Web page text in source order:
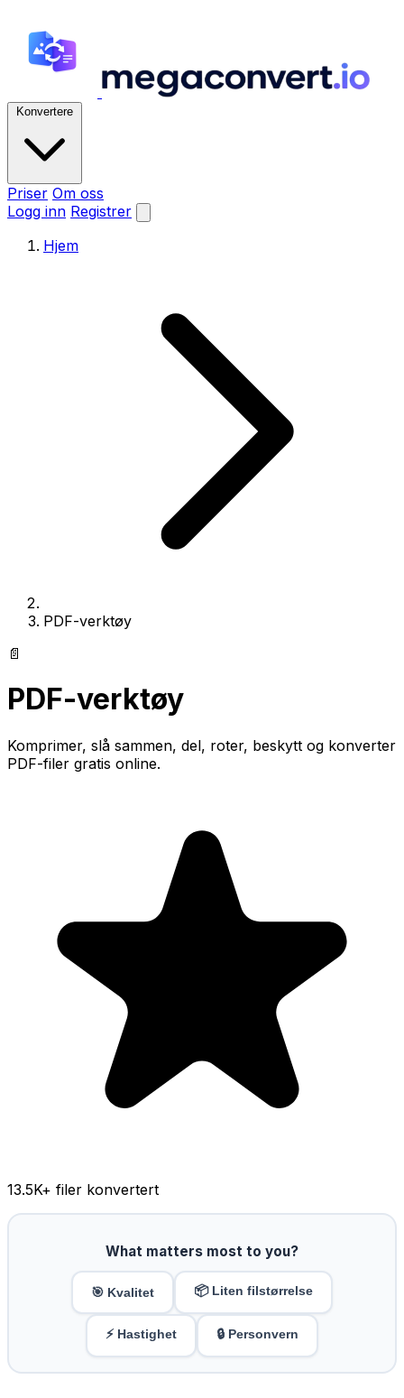
Konvertere
Priser Om oss
Logg inn Registrer
Hjem
PDF-verktøy
📄
PDF-verktøy
Komprimer, slå sammen, del, roter, beskytt og konverter
PDF-filer gratis online.
13.5K+ filer konvertert
What matters most to you?
🎯 Kvalitet 📦 Liten filstørrelse
⚡ Hastighet 🔒 Personvern